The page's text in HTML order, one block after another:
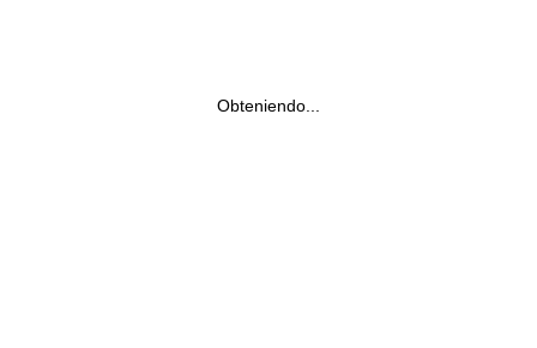
Obteniendo...